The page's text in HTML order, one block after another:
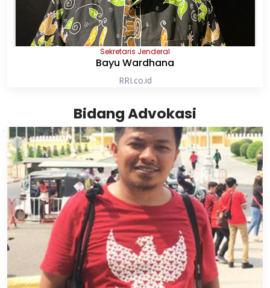
Sekretaris Jenderal
Bayu Wardhana
RRI.co.id
Bidang Advokasi